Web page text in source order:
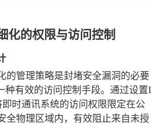
化的权限与访问控制
的管理策略是封堵安全漏洞的必要
种有效的访问控制手段。通过设置I
时通讯系统的访问权限限定在公
全物理区域内，有效阻止来自未授